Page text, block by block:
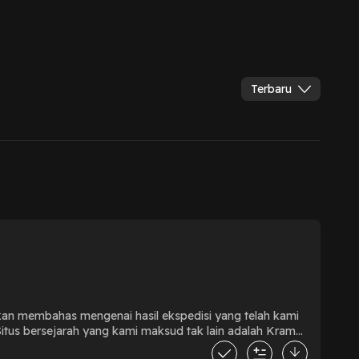
Terbaru
membahas mengenai hasil ekspedisi yang telah kami
bersejarah yang kami maksud tak lain adalah Kramat
kali ini kami ingin mengenalkan kembali mengenai